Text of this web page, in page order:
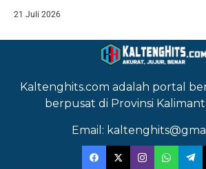
21 Juli 2026
Kaltenghits.com adalah portal
berpusat di Provinsi
Email: